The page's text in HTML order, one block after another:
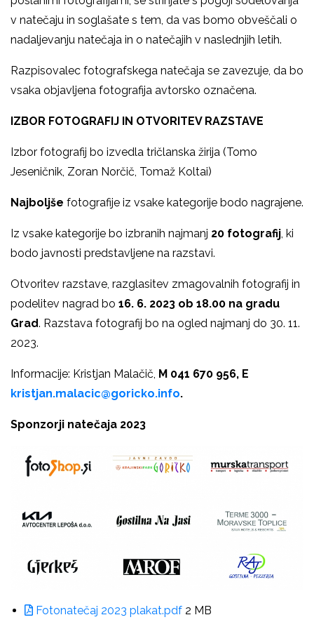
v natečaju in soglašate s tem, da vas bomo obveščali o
nadaljevanju natečaja in o natečajih v naslednjih letih.
Razpisovalec fotografskega natečaja se zavezuje, da bo
vsaka objavljena fotografija avtorsko označena.
IZBOR FOTOGRAFIJ IN OTVORITEV RAZSTAVE
Izbor fotografij bo izvedla tričlanska žirija (Tomo
Jeseničnik, Zoran Norčič, Tomaž Koltai)
Najboljše fotografije iz vsake kategorije bodo nagrajene.
Iz vsake kategorije bo izbranih najmanj 20 fotografij, ki
bodo javnosti predstavljene na razstavi.
Otvoritev razstave, razglasitev zmagovalnih fotografij in
podelitev nagrad bo 16. 6. 2023 ob 18.00 na gradu
Grad. Razstava fotografij bo na ogled najmanj do 30. 11.
2023.
Informacije: Kristjan Malačič, M 041 670 956, E
kristjan.malacic@goricko.info.
Sponzorji natečaja 2023
Fotonatečaj 2023 plakat.pdf 2 MB